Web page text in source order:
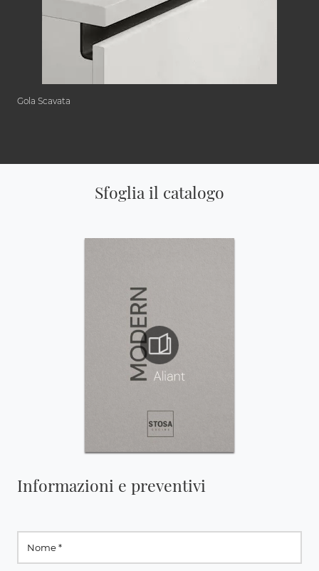
Gola Scavata
Sfoglia il catalogo
Informazioni e preventivi